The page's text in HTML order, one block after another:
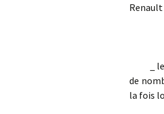
_ le
de
la fois